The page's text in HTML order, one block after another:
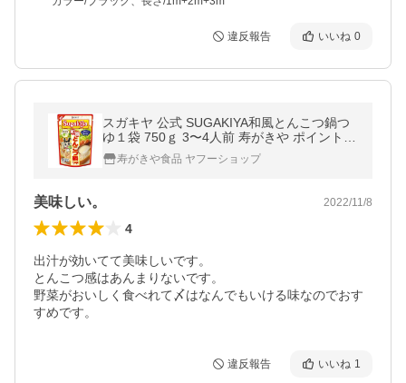
違反報告 いいね 0
スガキヤ 公式 SUGAKIYA和風とんこつ鍋つ
ゆ１袋 750ｇ 3〜4人前 寿がきや ポイント消
化 爆買
寿がきや食品 ヤフーショップ
美味しい。 2022/11/8
4
出汁が効いてて美味しいです。
とんこつ感はあんまりないです。
野菜がおいしく食べれて〆はなんでもいける味なのでおす
すめです。
違反報告 いいね 1